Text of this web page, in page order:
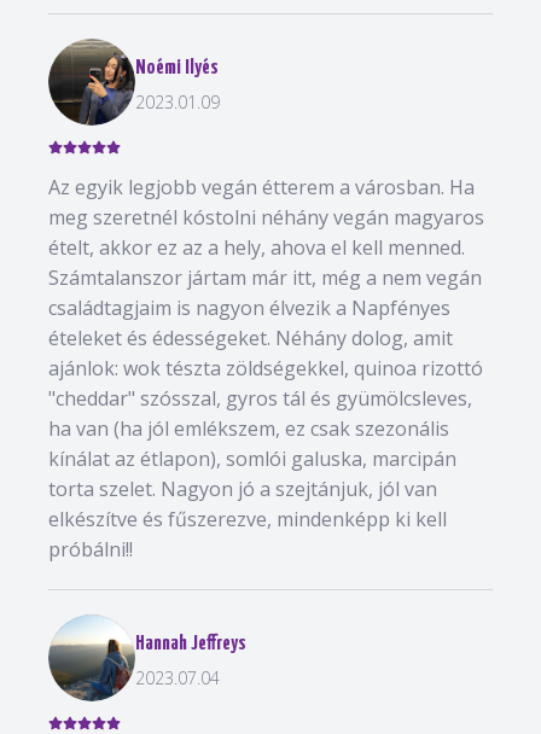
Noémi Ilyés
2023.01.09
Az egyik legjobb vegán étterem a városban. Ha
meg szeretnél kóstolni néhány vegán magyaros
ételt, akkor ez az a hely, ahova el kell menned.
Számtalanszor jártam már itt, még a nem vegán
családtagjaim is nagyon élvezik a Napfényes
ételeket és édességeket. Néhány dolog, amit
ajánlok: wok tészta zöldségekkel, quinoa rizottó
"cheddar" szósszal, gyros tál és gyümölcsleves,
ha van (ha jól emlékszem, ez csak szezonális
kínálat az étlapon), somlói galuska, marcipán
torta szelet. Nagyon jó a szejtánjuk, jól van
elkészítve és fűszerezve, mindenképp ki kell
próbálni!!
Hannah Jeffreys
2023.07.04